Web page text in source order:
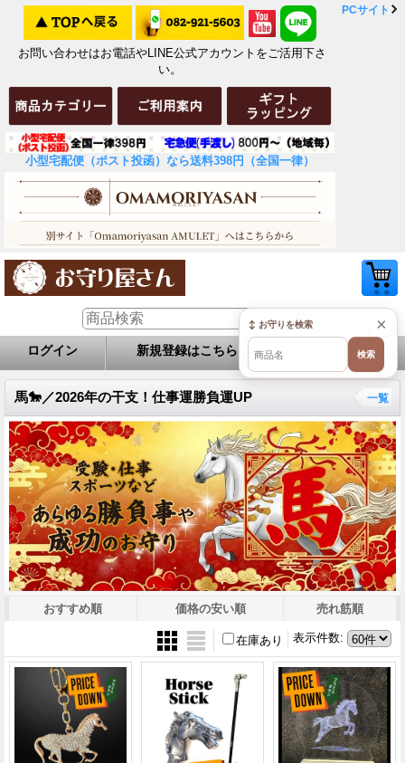
お問い合わせはお電話やLINE公式アカウントをご活用下さ
い。
小型宅配便（ポスト投函）なら送料398円（全国一律）
PCサイト
ログイン 新規登録はこちら お問い合せ
馬🐎／2026年の干支！仕事運勝負運UP 一覧
おすすめ順 価格の安い順 売れ筋順
表示件数:
在庫あり
×
↕ お守りを検索
検索